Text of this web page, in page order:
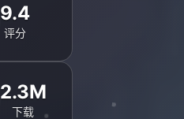
9.4
评分
2.3M
下载